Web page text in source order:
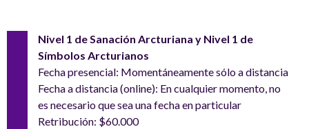
Nivel 1 de Sanación Arcturiana y Nivel 1 de
Símbolos Arcturianos
Fecha presencial: Momentáneamente sólo a distancia
Fecha a distancia (online): En cualquier momento, no
es necesario que sea una fecha en particular
Retribución: $60.000